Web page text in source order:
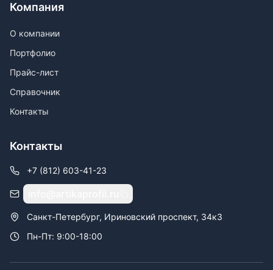
Компания
О компании
Портфолио
Прайс-лист
Справочник
Контакты
Контакты
+7 (812) 603-41-23
Санкт-Петербург, Ириновский проспект, 34к3
Пн-Пт: 9:00-18:00